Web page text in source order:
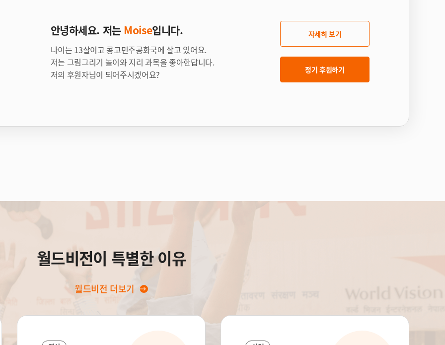
안녕하세요. 저는 Moise입니다.
나이는 13살이고 콩고민주공화국에 살고 있어요.
저는 그림그리기 놀이와 지리 과목을 좋아한답니다.
저의 후원자님이 되어주시겠어요?
자세히 보기
정기 후원하기
월드비전이 특별한 이유
월드비전 더보기